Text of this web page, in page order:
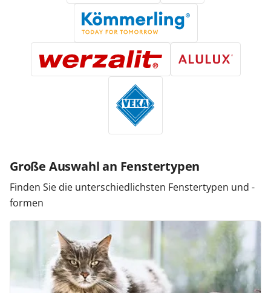
Große Auswahl an Fenstertypen
Finden Sie die unterschiedlichsten Fenstertypen und -
formen